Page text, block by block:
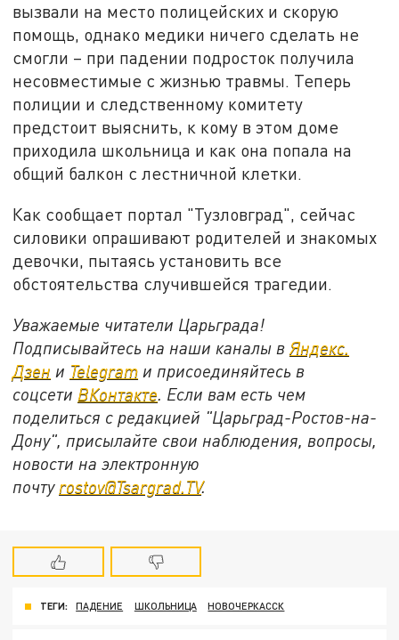
вызвали на место полицейских и скорую
помощь, однако медики ничего сделать не
смогли – при падении подросток получила
несовместимые с жизнью травмы. Теперь
полиции и следственному комитету
предстоит выяснить, к кому в этом доме
приходила школьница и как она попала на
общий балкон с лестничной клетки.
Как сообщает портал "Тузловград", сейчас
силовики опрашивают родителей и знакомых
девочки, пытаясь установить все
обстоятельства случившейся трагедии.
Уважаемые читатели Царьграда!
Подписывайтесь на наши каналы вЯндекс.
Дзен и Telegram и присоединяйтесь в
соцсети ВКонтакте. Если вам есть чем
поделиться с редакцией "Царьград-Ростов-на-
Дону", присылайте свои наблюдения, вопросы,
новости на электронную
почту rostov@Tsargrad.ТV.
ТЕГИ: ПАДЕНИЕ ШКОЛЬНИЦА НОВОЧЕРКАССК